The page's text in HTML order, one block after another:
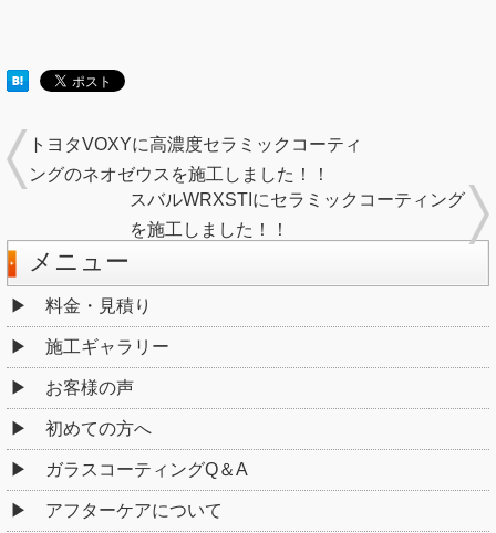
トヨタVOXYに高濃度セラミックコーティ
ングのネオゼウスを施工しました！！
スバルWRXSTIにセラミックコーティング
を施工しました！！
メニュー
料金・見積り
施工ギャラリー
お客様の声
初めての方へ
ガラスコーティングQ＆A
アフターケアについて